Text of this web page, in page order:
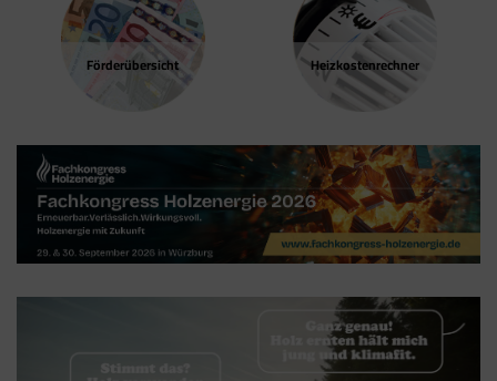
Förder­übersicht Heizkosten­rechner
Cookies stammen aber von Google Analytics
und nicht vom Tag Manager selbst.